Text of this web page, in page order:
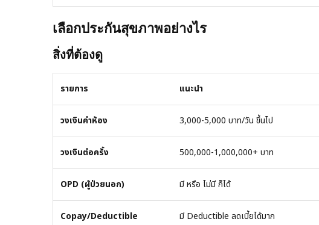
เลือกประกันสุขภาพอย่างไร
สิ่งที่ต้องดู
รายการ แนะนำ
วงเงินค่าห้อง 3,000-5,000 บาท/วัน ขึ้นไป
วงเงินต่อครั้ง 500,000-1,000,000+ บาท
OPD (ผู้ป่วยนอก) มี หรือ ไม่มี ก็ได้
Copay/Deductible มี Deductible ลดเบี้ยได้มาก